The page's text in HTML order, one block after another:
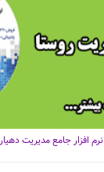
نرم افزار جامع مدیریت